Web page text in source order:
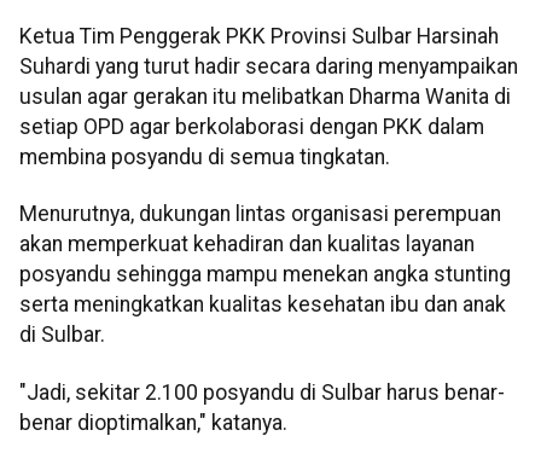
Ketua Tim Penggerak PKK Provinsi Sulbar Harsinah
Suhardi yang turut hadir secara daring menyampaikan
usulan agar gerakan itu melibatkan Dharma Wanita di
setiap OPD agar berkolaborasi dengan PKK dalam
membina posyandu di semua tingkatan.
Menurutnya, dukungan lintas organisasi perempuan
akan memperkuat kehadiran dan kualitas layanan
posyandu sehingga mampu menekan angka stunting
serta meningkatkan kualitas kesehatan ibu dan anak
di Sulbar.
"Jadi, sekitar 2.100 posyandu di Sulbar harus benar-
benar dioptimalkan," katanya.